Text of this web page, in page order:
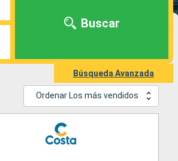
Buscar
Búsqueda Avanzada
Ordenar Los más vendidos